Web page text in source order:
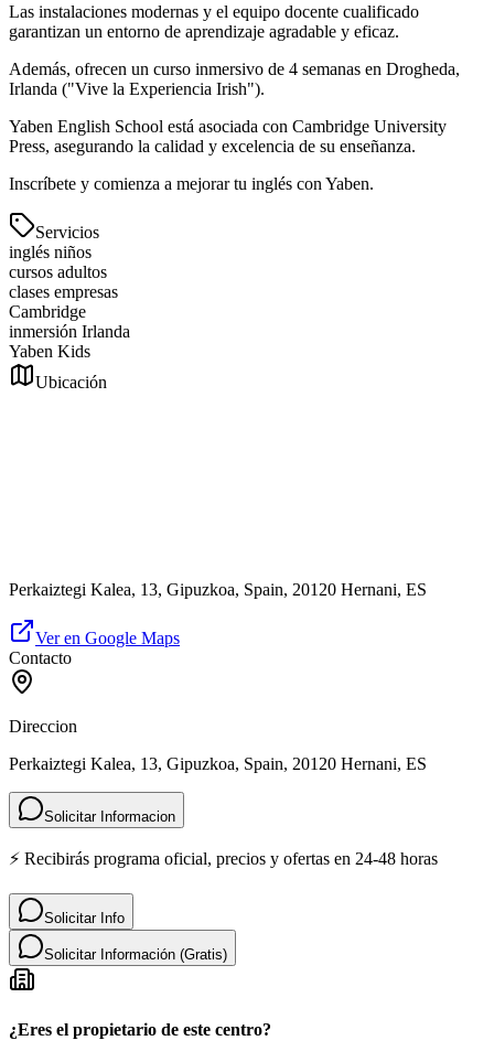
Las instalaciones modernas y el equipo docente cualificado
garantizan un entorno de aprendizaje agradable y eficaz.
Además, ofrecen un curso inmersivo de 4 semanas en Drogheda,
Irlanda ("Vive la Experiencia Irish").
Yaben English School está asociada con Cambridge University
Press, asegurando la calidad y excelencia de su enseñanza.
Inscríbete y comienza a mejorar tu inglés con Yaben.
Servicios
inglés niños
cursos adultos
clases empresas
Cambridge
inmersión Irlanda
Yaben Kids
Ubicación
Perkaiztegi Kalea, 13, Gipuzkoa, Spain, 20120 Hernani, ES
Ver en Google Maps
Contacto
Direccion
Perkaiztegi Kalea, 13, Gipuzkoa, Spain, 20120 Hernani, ES
Solicitar Informacion
⚡ Recibirás programa oficial, precios y ofertas en 24-48 horas
Solicitar Info
Solicitar Información (Gratis)
¿Eres el propietario de este centro?